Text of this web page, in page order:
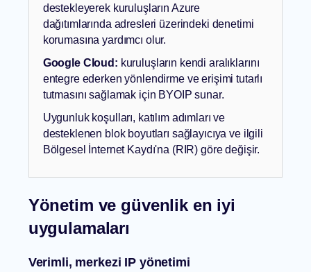
destekleyerek kuruluşların Azure
dağıtımlarında adresleri üzerindeki denetimi
korumasına yardımcı olur.
Google Cloud: kuruluşların kendi aralıklarını
entegre ederken yönlendirme ve erişimi tutarlı
tutmasını sağlamak için BYOIP sunar.
Uygunluk koşulları, katılım adımları ve
desteklenen blok boyutları sağlayıcıya ve ilgili
Bölgesel İnternet Kaydı'na (RIR) göre değişir.
Yönetim ve güvenlik en iyi
uygulamaları
Verimli, merkezi IP yönetimi